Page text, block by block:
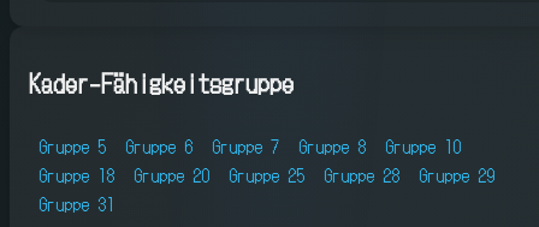
Kader-Fähigkeitsgruppe
Gruppe 5 Gruppe 6 Gruppe 7 Gruppe 8
Gruppe 10
Gruppe 18
Gruppe 20 Gruppe 25 Gruppe 28
Gruppe 29
Gruppe 31